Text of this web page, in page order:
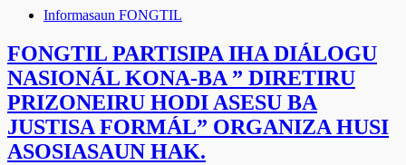
Informasaun FONGTIL
FONGTIL PARTISIPA IHA DIÁLOGU
NASIONÁL KONA-BA ” DIRETIRU
PRIZONEIRU HODI ASESU BA
JUSTISA FORMÁL” ORGANIZA HUSI
ASOSIASAUN HAK.